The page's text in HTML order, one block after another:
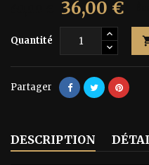
36,00 €
Quantité
Partager
DESCRIPTION